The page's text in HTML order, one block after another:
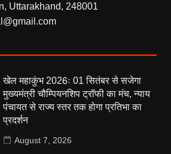
Uttarakhand, 248001
खेल महाकुंभ 2026ः 01 सितंबर से सजेगा
मुख्यमंत्री चौम्पियनशिप ट्रॉफी का मंच, न्याय
पंचायत से राज्य स्तर तक होगा प्रतिभा का
प्रदर्शन
August 7, 2026